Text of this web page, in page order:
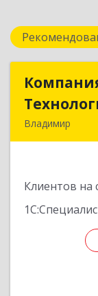
Владимир
Клиентов на